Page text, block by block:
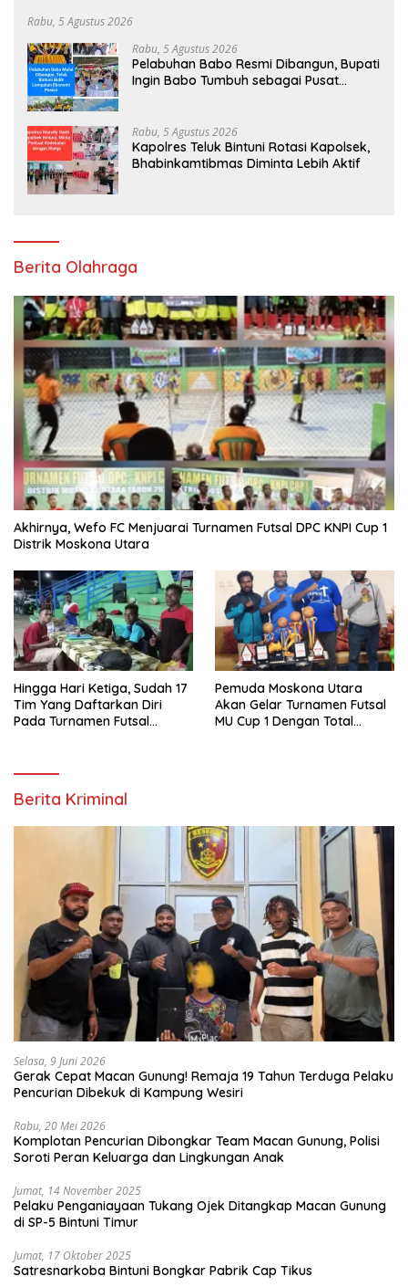
Rabu, 5 Agustus 2026
Rabu, 5 Agustus 2026
Pelabuhan Babo Resmi Dibangun, Bupati
Ingin Babo Tumbuh sebagai Pusat
Rabu, 5 Agustus 2026
Kapolres Teluk Bintuni Rotasi Kapolsek,
Bhabinkamtibmas Diminta Lebih Aktif
Berita Olahraga
Akhirnya, Wefo FC Menjuarai Turnamen Futsal DPC KNPI Cup 1
Distrik Moskona Utara
Hingga Hari Ketiga, Sudah 17
Tim Yang Daftarkan Diri
Pada Turnamen Futsal
Pemuda Moskona Utara
Akan Gelar Turnamen Futsal
MU Cup 1 Dengan Total
Berita Kriminal
Selasa, 9 Juni 2026
Gerak Cepat Macan Gunung! Remaja 19 Tahun Terduga Pelaku
Pencurian Dibekuk di Kampung Wesiri
Rabu, 20 Mei 2026
Komplotan Pencurian Dibongkar Team Macan Gunung, Polisi
Soroti Peran Keluarga dan Lingkungan Anak
Jumat, 14 November 2025
Pelaku Penganiayaan Tukang Ojek Ditangkap Macan Gunung
di SP-5 Bintuni Timur
Jumat, 17 Oktober 2025
Satresnarkoba Bintuni Bongkar Pabrik Cap Tikus